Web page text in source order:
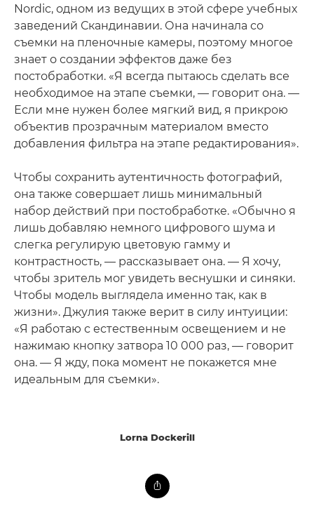
Nordic, одном из ведущих в этой сфере учебных
заведений Скандинавии. Она начинала со
съемки на пленочные камеры, поэтому многое
знает о создании эффектов даже без
постобработки. «Я всегда пытаюсь сделать все
необходимое на этапе съемки, — говорит она. —
Если мне нужен более мягкий вид, я прикрою
объектив прозрачным материалом вместо
добавления фильтра на этапе редактирования».
Чтобы сохранить аутентичность фотографий,
она также совершает лишь минимальный
набор действий при постобработке. «Обычно я
лишь добавляю немного цифрового шума и
слегка регулирую цветовую гамму и
контрастность, — рассказывает она. — Я хочу,
чтобы зритель мог увидеть веснушки и синяки.
Чтобы модель выглядела именно так, как в
жизни». Джулия также верит в силу интуиции:
«Я работаю с естественным освещением и не
нажимаю кнопку затвора 10 000 раз, — говорит
она. — Я жду, пока момент не покажется мне
идеальным для съемки».
Lorna Dockerill